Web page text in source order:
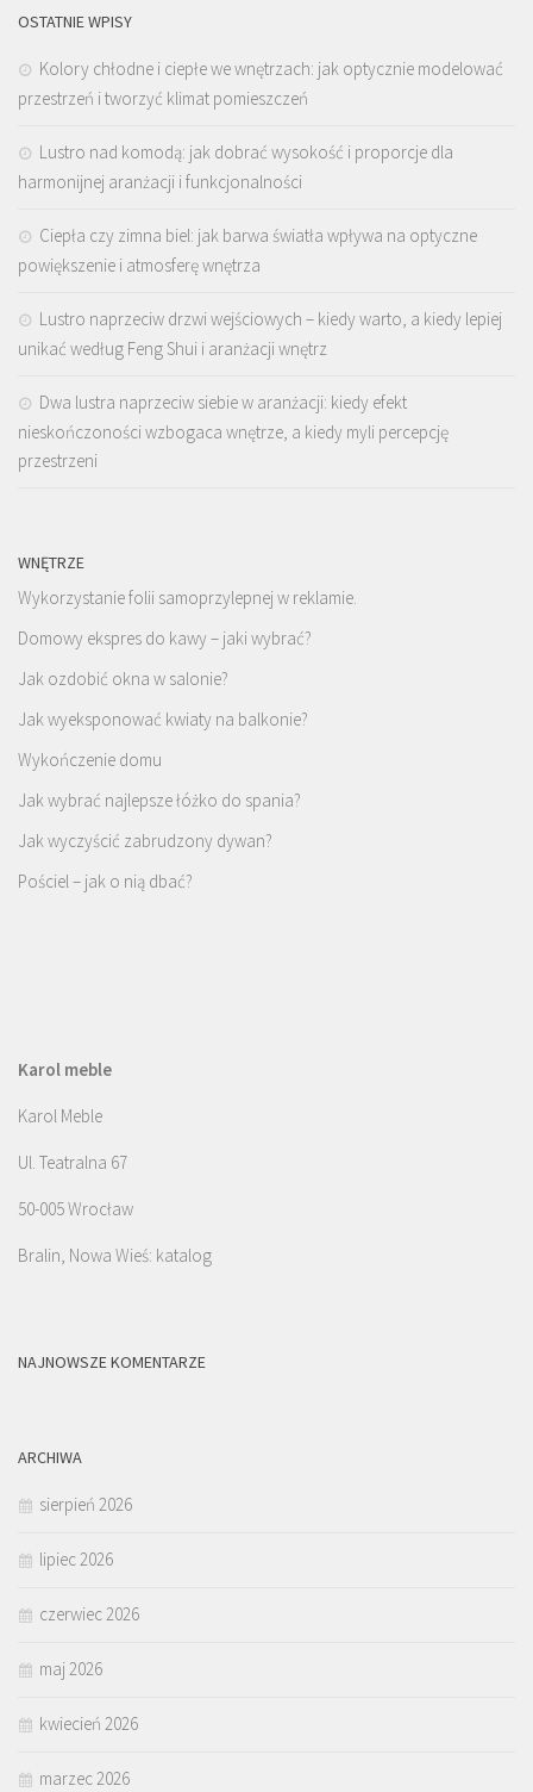
OSTATNIE WPISY
Kolory chłodne i ciepłe we wnętrzach: jak optycznie modelować
przestrzeń i tworzyć klimat pomieszczeń
Lustro nad komodą: jak dobrać wysokość i proporcje dla
harmonijnej aranżacji i funkcjonalności
Ciepła czy zimna biel: jak barwa światła wpływa na optyczne
powiększenie i atmosferę wnętrza
Lustro naprzeciw drzwi wejściowych – kiedy warto, a kiedy lepiej
unikać według Feng Shui i aranżacji wnętrz
Dwa lustra naprzeciw siebie w aranżacji: kiedy efekt
nieskończoności wzbogaca wnętrze, a kiedy myli percepcję
przestrzeni
WNĘTRZE
Wykorzystanie folii samoprzylepnej w reklamie.
Domowy ekspres do kawy – jaki wybrać?
Jak ozdobić okna w salonie?
Jak wyeksponować kwiaty na balkonie?
Wykończenie domu
Jak wybrać najlepsze łóżko do spania?
Jak wyczyścić zabrudzony dywan?
Pościel – jak o nią dbać?
Karol meble
Karol Meble
Ul. Teatralna 67
50-005 Wrocław
Bralin, Nowa Wieś: katalog
NAJNOWSZE KOMENTARZE
ARCHIWA
sierpień 2026
lipiec 2026
czerwiec 2026
maj 2026
kwiecień 2026
marzec 2026